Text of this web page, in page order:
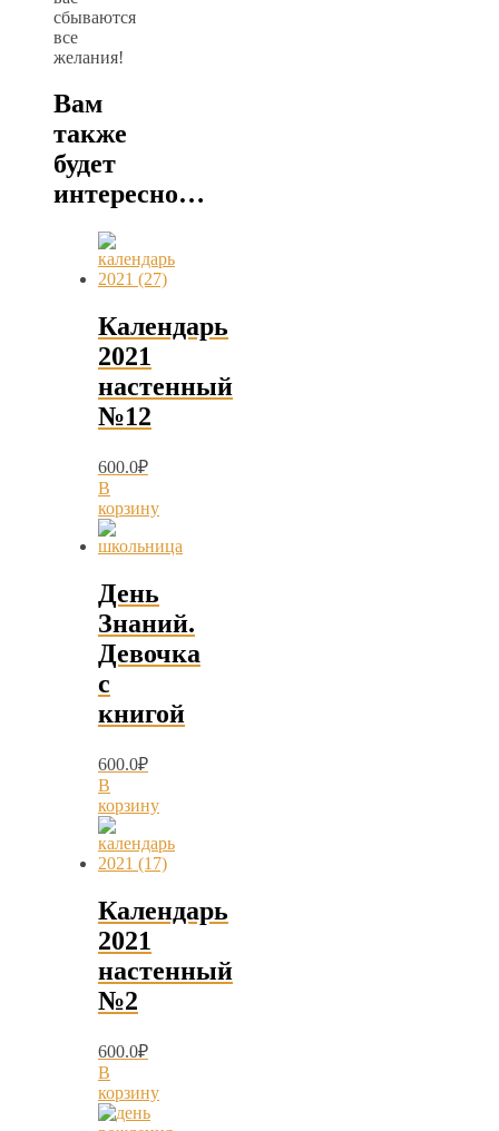
сбываются
все
желания!
Вам
также
будет
интересно…
Календарь
2021
настенный
№12
600.0₽
В
корзину
День
Знаний.
Девочка
с
книгой
600.0₽
В
корзину
Календарь
2021
настенный
№2
600.0₽
В
корзину